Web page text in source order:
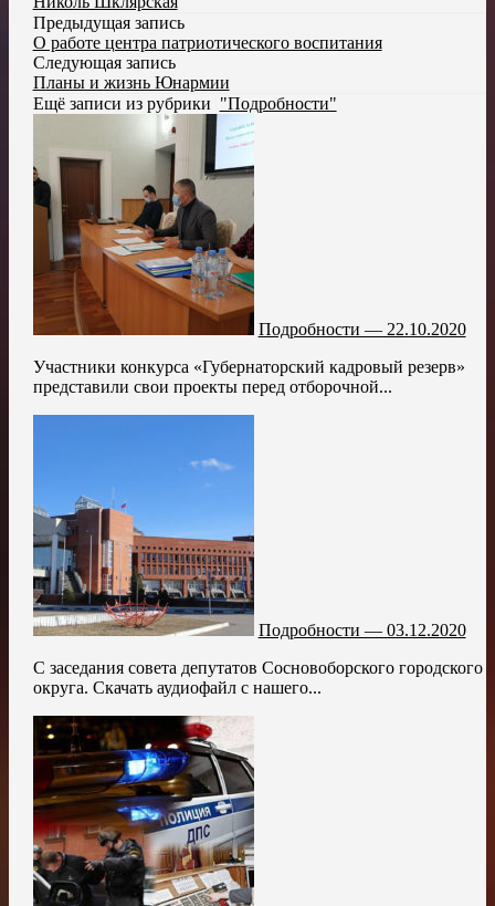
Предыдущая запись
О работе центра патриотического воспитания
Следующая запись
Планы и жизнь Юнармии
Ещё записи из рубрики "Подробности"
Подробности — 22.10.2020
Участники конкурса «Губернаторский кадровый резерв»
представили свои проекты перед отборочной...
Подробности — 03.12.2020
С заседания совета депутатов Сосновоборского городского
округа. Скачать аудиофайл с нашего...